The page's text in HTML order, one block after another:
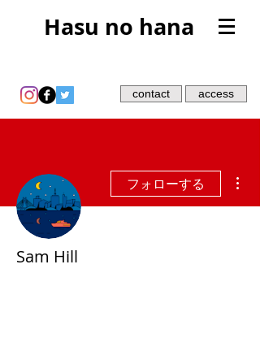
Hasu no hana
contact access
フォローする
Sam Hill